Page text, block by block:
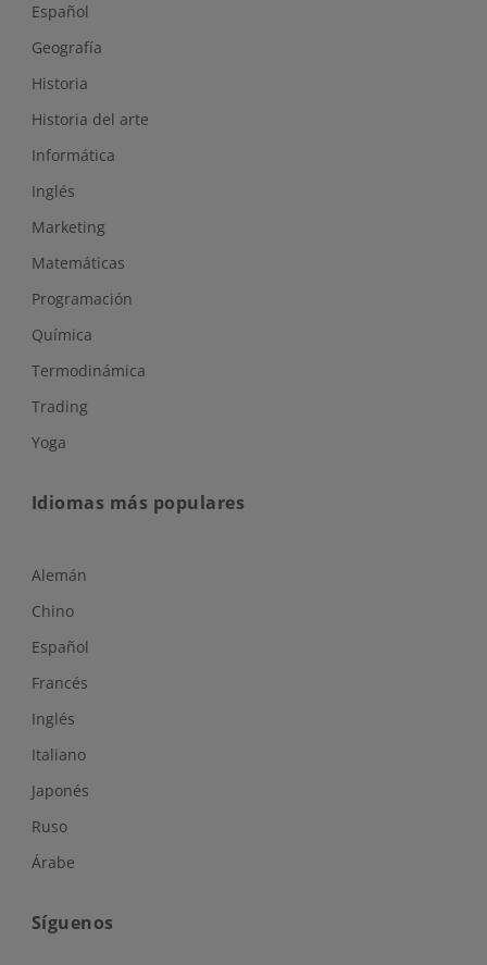
Español
Geografía
Historia
Historia del arte
Informática
Inglés
Marketing
Matemáticas
Programación
Química
Termodinámica
Trading
Yoga
Idiomas más populares
Alemán
Chino
Español
Francés
Inglés
Italiano
Japonés
Ruso
Árabe
Síguenos